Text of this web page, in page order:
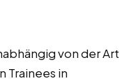
von der Art
Trainees in